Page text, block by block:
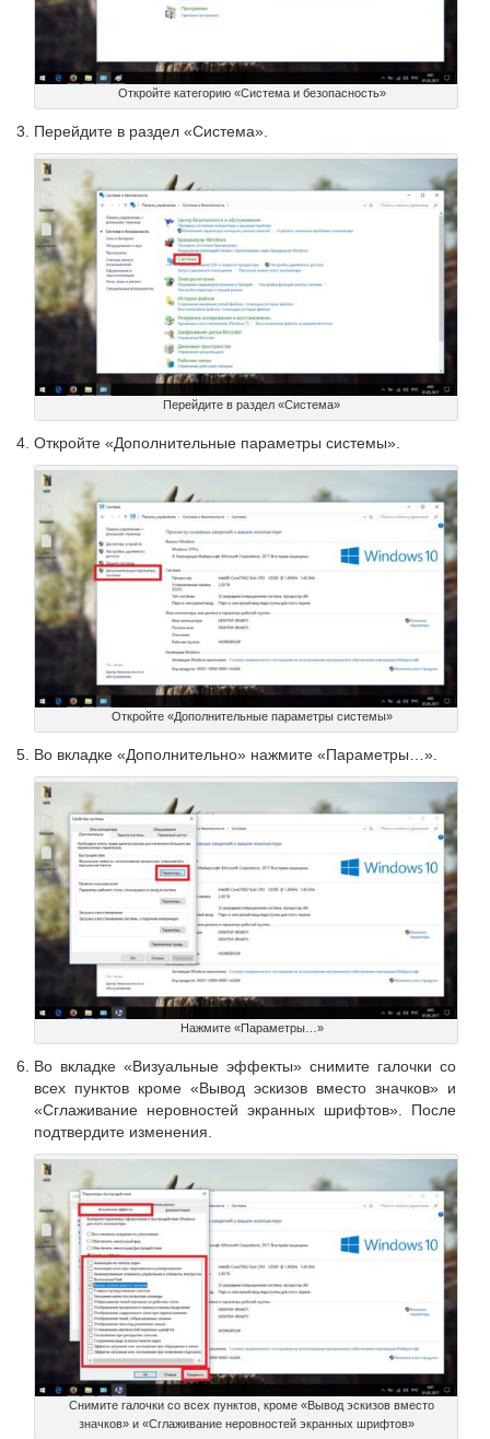
Откройте категорию «Система и безопасность»
Перейдите в раздел «Система».
Перейдите в раздел «Система»
Откройте «Дополнительные параметры системы».
Откройте «Дополнительные параметры системы»
Во вкладке «Дополнительно» нажмите «Параметры…».
Нажмите «Параметры…»
Во вкладке «Визуальные эффекты» снимите галочки со
всех пунктов кроме «Вывод эскизов вместо значков» и
«Сглаживание неровностей экранных шрифтов». После
подтвердите изменения.
Снимите галочки со всех пунктов, кроме «Вывод эскизов вместо
значков» и «Сглаживание неровностей экранных шрифтов»